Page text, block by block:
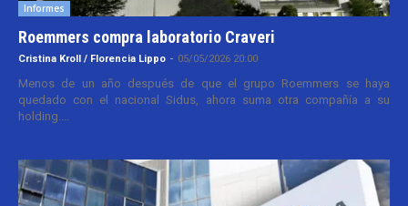
Informes
Roemmers compra laboratorio Craveri
Cristina Kroll / Florencia Lippo - 05/05/2026 20:00
Menos de un año después de que el grupo Roemmers se haya
quedado con el nacional Sidus, ahora suma otra compañía a su
holding....